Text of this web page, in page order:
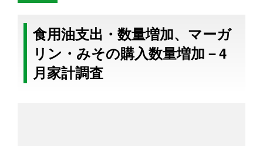
食用油支出・数量増加、マーガ
リン・みその購入数量増加－4
月家計調査